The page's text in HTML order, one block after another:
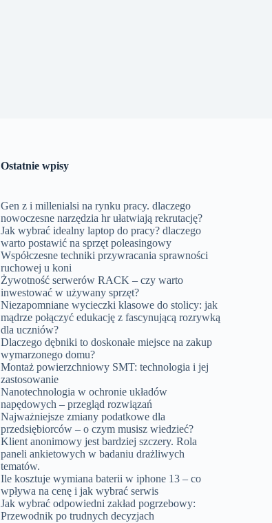
Ostatnie wpisy
Gen z i millenialsi na rynku pracy. dlaczego
nowoczesne narzędzia hr ułatwiają rekrutację?
Jak wybrać idealny laptop do pracy? dlaczego
warto postawić na sprzęt poleasingowy
Współczesne techniki przywracania sprawności
ruchowej u koni
Żywotność serwerów RACK – czy warto
inwestować w używany sprzęt?
Niezapomniane wycieczki klasowe do stolicy: jak
mądrze połączyć edukację z fascynującą rozrywką
dla uczniów?
Dlaczego dębniki to doskonałe miejsce na zakup
wymarzonego domu?
Montaż powierzchniowy SMT: technologia i jej
zastosowanie
Nanotechnologia w ochronie układów
napędowych – przegląd rozwiązań
Najważniejsze zmiany podatkowe dla
przedsiębiorców – o czym musisz wiedzieć?
Klient anonimowy jest bardziej szczery. Rola
paneli ankietowych w badaniu drażliwych
tematów.
Ile kosztuje wymiana baterii w iphone 13 – co
wpływa na cenę i jak wybrać serwis
Jak wybrać odpowiedni zakład pogrzebowy:
Przewodnik po trudnych decyzjach